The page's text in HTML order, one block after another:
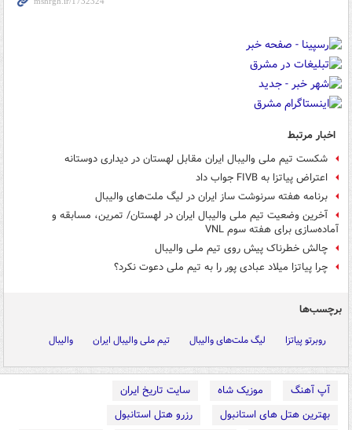
اخبار مرتبط
شکست تیم ملی والیبال ایران مقابل لهستان در دیداری دوستانه
اعتراض پیاتزا به FIVB جواب داد
برنامه هفته سرنوشت ساز ایران در لیگ ملت‌های والیبال
آخرین وضعیت تیم ملی والیبال ایران در لهستان/ تمرین، مسابقه و
آماده‌سازی برای هفته سوم VNL
چالش خطرناک پیش روی تیم ملی والیبال
چرا پیاتزا میلاد عبادی پور را به تیم ملی دعوت نکرد؟
برچسب‌ها
روبرتو پیاتزا لیگ ملت‌های والیبال تیم ملی والیبال ایران والیبال
آپ آهنگ موزیک شاه
سایت تاریخ ایران
بهترین هتل های استانبول
رزرو هتل استانبول